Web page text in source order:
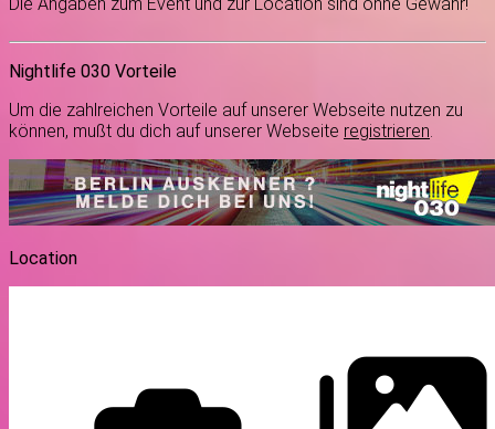
Nightlife 030 Vorteile
Um die zahlreichen Vorteile auf unserer Webseite nutzen zu
können, mußt du dich auf unserer Webseite registrieren.
Location